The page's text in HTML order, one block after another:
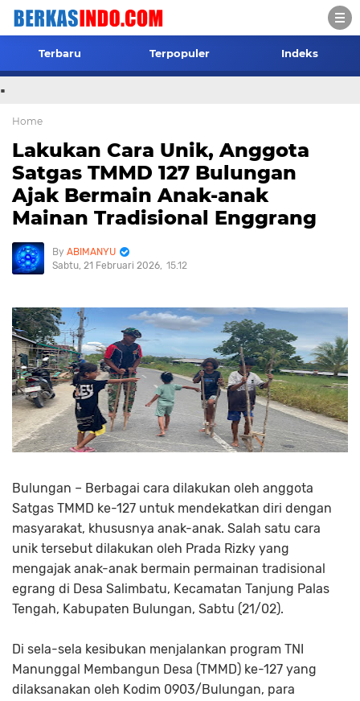
Terbaru Terpopuler Indeks
.
Home
Lakukan Cara Unik, Anggota
Satgas TMMD 127 Bulungan
Ajak Bermain Anak-anak
Mainan Tradisional Enggrang
ABIMANYU
Sabtu, 21 Februari 2026 15.12
Bulungan – Berbagai cara dilakukan oleh anggota
Satgas TMMD ke-127 untuk mendekatkan diri dengan
masyarakat, khususnya anak-anak. Salah satu cara
unik tersebut dilakukan oleh Prada Rizky yang
mengajak anak-anak bermain permainan tradisional
egrang di Desa Salimbatu, Kecamatan Tanjung Palas
Tengah, Kabupaten Bulungan, Sabtu (21/02).
Di sela-sela kesibukan menjalankan program TNI
Manunggal Membangun Desa (TMMD) ke-127 yang
dilaksanakan oleh Kodim 0903/Bulungan, para